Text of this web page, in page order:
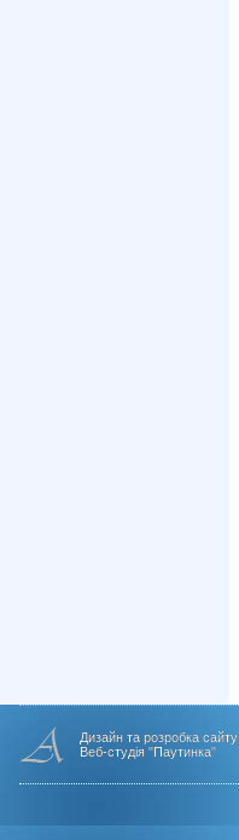
Дизайн та розробка сайту
Веб-студія "Паутинка"